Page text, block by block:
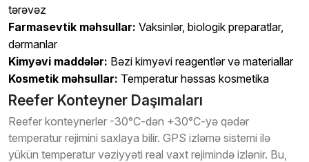
tərəvəz
Farmasevtik məhsullar: Vaksinlər, biologik preparatlar,
dərmanlar
Kimyəvi maddələr: Bəzi kimyəvi reagentlər və materiallar
Kosmetik məhsullar: Temperatur həssas kosmetika
Reefer Konteyner Daşımaları
Reefer konteynerler -30°C-dən +30°C-yə qədər
temperatur rejimini saxlaya bilir. GPS izləmə sistemi ilə
yükün temperatur vəziyyəti real vaxt rejimində izlənir. Bu,